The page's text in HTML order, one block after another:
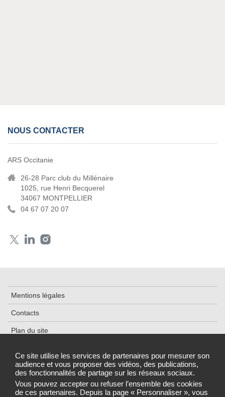
Ce site utilise les services de partenaires pour mesurer son
audience et vous proposer des vidéos, des publications,
des fonctionnalités de partage sur les réseaux sociaux.
Vous pouvez accepter ou refuser l’ensemble des cookies
de ces partenaires. Depuis la page « Personnaliser », vous
NOUS CONTACTER
ARS Occitanie
26-28 Parc club du Millénaire
1025, rue Henri Becquerel
34067 MONTPELLIER
04 67 07 20 07
Mentions légales
Contacts
Plan du site
Cookies et traceurs
Gestion des cookies